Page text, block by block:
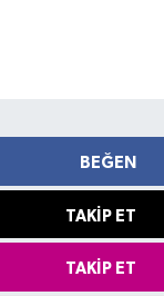
BEĞEN
TAKIP ET
TAKIP ET